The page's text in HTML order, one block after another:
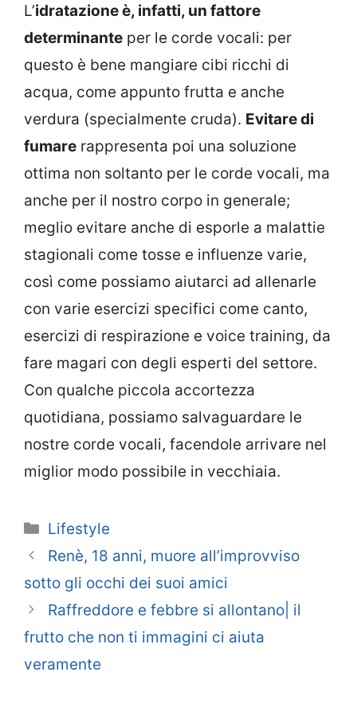
L’idratazione è, infatti, un fattore
determinante per le corde vocali: per
questo è bene mangiare cibi ricchi di
acqua, come appunto frutta e anche
verdura (specialmente cruda). Evitare di
fumare rappresenta poi una soluzione
ottima non soltanto per le corde vocali, ma
anche per il nostro corpo in generale;
meglio evitare anche di esporle a malattie
stagionali come tosse e influenze varie,
così come possiamo aiutarci ad allenarle
con varie esercizi specifici come canto,
esercizi di respirazione e voice training, da
fare magari con degli esperti del settore.
Con qualche piccola accortezza
quotidiana, possiamo salvaguardare le
nostre corde vocali, facendole arrivare nel
miglior modo possibile in vecchiaia.
Categorie
Lifestyle
Renè, 18 anni, muore all’improvviso
sotto gli occhi dei suoi amici
Raffreddore e febbre si allontano| il
frutto che non ti immagini ci aiuta
veramente